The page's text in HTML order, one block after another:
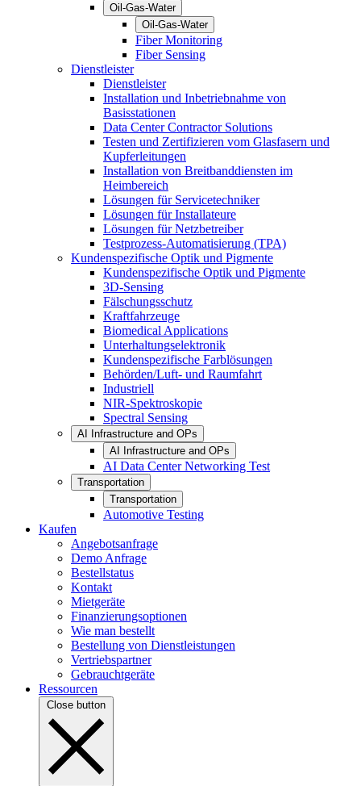
Oil-Gas-Water
Oil-Gas-Water
Fiber Monitoring
Fiber Sensing
Dienstleister
Dienstleister
Installation und Inbetriebnahme von
Basisstationen
Data Center Contractor Solutions
Testen und Zertifizieren vom Glasfasern und
Kupferleitungen
Installation von Breitbanddiensten im
Heimbereich
Lösungen für Servicetechniker
Lösungen für Installateure
Lösungen für Netzbetreiber
Testprozess-Automatisierung (TPA)
Kundenspezifische Optik und Pigmente
Kundenspezifische Optik und Pigmente
3D-Sensing
Fälschungsschutz
Kraftfahrzeuge
Biomedical Applications
Unterhaltungselektronik
Kundenspezifische Farblösungen
Behörden/Luft- und Raumfahrt
Industriell
NIR-Spektroskopie
Spectral Sensing
AI Infrastructure and OPs
AI Infrastructure and OPs
AI Data Center Networking Test
Transportation
Transportation
Automotive Testing
Kaufen
Angebotsanfrage
Demo Anfrage
Bestellstatus
Kontakt
Mietgeräte
Finanzierungsoptionen
Wie man bestellt
Bestellung von Dienstleistungen
Vertriebspartner
Gebrauchtgeräte
Ressourcen
Close button